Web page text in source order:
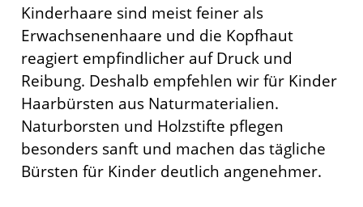
Kinderhaare sind meist feiner als
Erwachsenenhaare und die Kopfhaut
reagiert empfindlicher auf Druck und
Reibung. Deshalb empfehlen wir für Kinder
Haarbürsten aus Naturmaterialien.
Naturborsten und Holzstifte pflegen
besonders sanft und machen das tägliche
Bürsten für Kinder deutlich angenehmer.